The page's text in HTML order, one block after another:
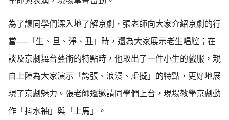
為了讓同學們深入地了解京劇，張老師向大家介紹京劇的行
當──「生、旦、淨、丑」時，還為大家展示老生唱腔；在
談及京劇舞台藝術的特點時，他取出了一件小生的戲服，親
自上陣為大家演示「誇張、浪漫、虛擬」的特點，更好地展
現了京劇魅力。張老師還邀請同學們上台，現場教學京劇動
作「抖水袖」與「上馬」。